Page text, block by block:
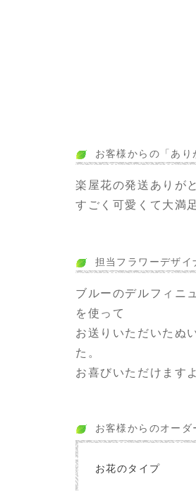
お客様からの「あり
楽屋花の発送ありが
すごく可愛くて大満
担当フラワーデザイ
ブルーのデルフィニ
を使って
お送りいただいたぬ
た。
お喜びいただけます
お客様からのオーダ
お花のタイプ